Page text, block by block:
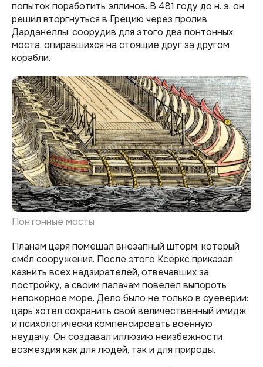
попыток поработить эллинов. В 481 году до н. э. он
решил вторгнуться в Грецию через пролив
Дарданеллы, соорудив для этого два понтонных
моста, опиравшихся на стоящие друг за другом
корабли.
Понтонные мосты
Планам царя помешал внезапный шторм, который
смёл сооружения. После этого Ксеркс приказал
казнить всех надзирателей, отвечавших за
постройку, а своим палачам повелел выпороть
непокорное море. Дело было не только в суеверии:
царь хотел сохранить свой величественный имидж
и психологически компенсировать военную
неудачу. Он создавал иллюзию неизбежности
возмездия как для людей, так и для природы.